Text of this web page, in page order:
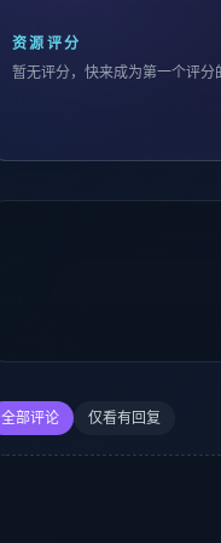
资源评分
暂无评分，快来成为第一个评分
全部评论 仅看有回复